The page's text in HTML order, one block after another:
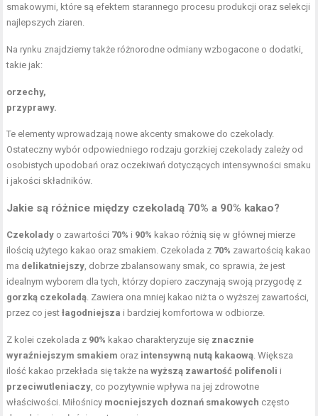
smakowymi, które są efektem starannego procesu produkcji oraz selekcji
najlepszych ziaren.
Na rynku znajdziemy także różnorodne odmiany wzbogacone o dodatki,
takie jak:
orzechy,
przyprawy.
Te elementy wprowadzają nowe akcenty smakowe do czekolady.
Ostateczny wybór odpowiedniego rodzaju gorzkiej czekolady zależy od
osobistych upodobań oraz oczekiwań dotyczących intensywności smaku
i jakości składników.
Jakie są różnice między czekoladą 70% a 90% kakao?
Czekolady o zawartości 70% i 90% kakao różnią się w głównej mierze
ilością użytego kakao oraz smakiem. Czekolada z 70% zawartością kakao
ma delikatniejszy , dobrze zbalansowany smak, co sprawia, że jest
idealnym wyborem dla tych, którzy dopiero zaczynają swoją przygodę z
gorzką czekoladą . Zawiera ona mniej kakao niż ta o wyższej zawartości,
przez co jestłagodniejsza i bardziej komfortowa w odbiorze.
Z kolei czekolada z 90% kakao charakteryzuje się znacznie
wyraźniejszym smakiem oraz intensywną nutą kakaową . Większa
ilość kakao przekłada się także nawyższą zawartość polifenoli i
przeciwutleniaczy , co pozytywnie wpływa na jej zdrowotne
właściwości. Miłośnicy mocniejszych doznań smakowych często